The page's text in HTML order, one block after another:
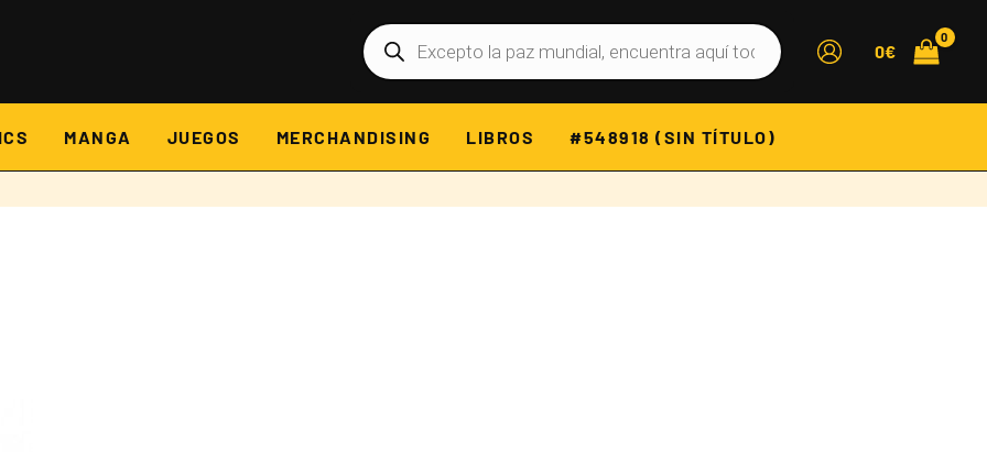
Búsqueda
de
productos
0€
MANGA JUEGOS MERCHANDISING LIBROS #548918 (SIN TÍTULO)